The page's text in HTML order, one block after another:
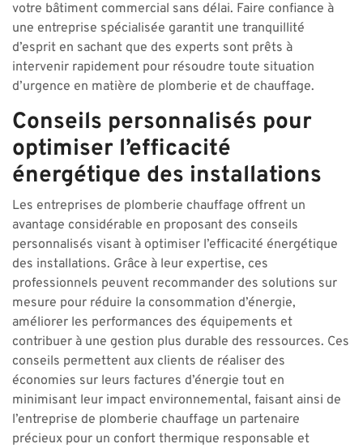
votre bâtiment commercial sans délai. Faire confiance à
une entreprise spécialisée garantit une tranquillité
d’esprit en sachant que des experts sont prêts à
intervenir rapidement pour résoudre toute situation
d’urgence en matière de plomberie et de chauffage.
Conseils personnalisés pour
optimiser l’efficacité
énergétique des installations
Les entreprises de plomberie chauffage offrent un
avantage considérable en proposant des conseils
personnalisés visant à optimiser l’efficacité énergétique
des installations. Grâce à leur expertise, ces
professionnels peuvent recommander des solutions sur
mesure pour réduire la consommation d’énergie,
améliorer les performances des équipements et
contribuer à une gestion plus durable des ressources. Ces
conseils permettent aux clients de réaliser des
économies sur leurs factures d’énergie tout en
minimisant leur impact environnemental, faisant ainsi de
l’entreprise de plomberie chauffage un partenaire
précieux pour un confort thermique responsable et